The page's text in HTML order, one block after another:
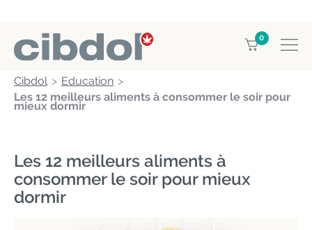
0
Cibdol
Education
Les 12 meilleurs aliments à consommer le soir pour
mieux dormir
Les 12 meilleurs aliments à
consommer le soir pour mieux
dormir